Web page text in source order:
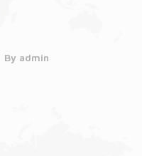
By admin